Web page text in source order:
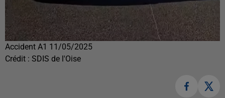
Accident A1 11/05/2025
Crédit : SDIS de l'Oise